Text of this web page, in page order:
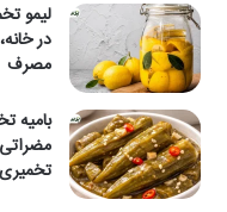
لیمو
در
مصرف
بامیه